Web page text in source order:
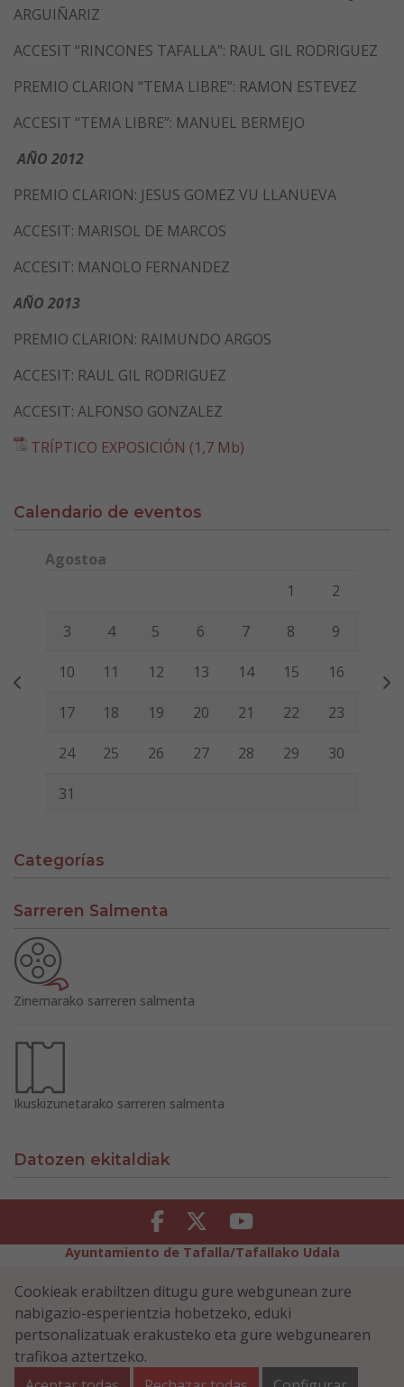
ARGUIÑARIZ
ACCESIT “RINCONES TAFALLA”: RAUL GIL RODRIGUEZ
PREMIO CLARION “TEMA LIBRE”: RAMON ESTEVEZ
ACCESIT “TEMA LIBRE”: MANUEL BERMEJO
AÑO 2012
PREMIO CLARION: JESUS GOMEZ VU LLANUEVA
ACCESIT: MARISOL DE MARCOS
ACCESIT: MANOLO FERNANDEZ
AÑO 2013
PREMIO CLARION: RAIMUNDO ARGOS
ACCESIT: RAUL GIL RODRIGUEZ
ACCESIT: ALFONSO GONZALEZ
TRÍPTICO EXPOSICIÓN (1,7 Mb)
Calendario de eventos
Agostoa
Viernes Sábado
1 2
3 4 5 6 7 8 9
10 11 12 13 14 15 16
17 18 19 20 21 22 23
24 25 26 27 28 29 30
31
Categorías
Sarreren Salmenta
Zinemarako sarreren salmenta
Ikuskizunetarako sarreren salmenta
Datozen ekitaldiak
Facebook Twitter Youtube
Ayuntamiento de Tafalla/Tafallako Udala
Erabilerreztasuna
Cookiei buruzko politika
Informazioaren Segurtasun-Politika
Plaza Navarra 5 - 31300 Tafalla (NAVARRA)
948 70 18 11
ayuntamiento@tafalla.es
Cookieak erabiltzen ditugu gure webgunean zure
nabigazio-esperientzia hobetzeko, eduki
pertsonalizatuak erakusteko eta gure webgunearen
trafikoa aztertzeko.